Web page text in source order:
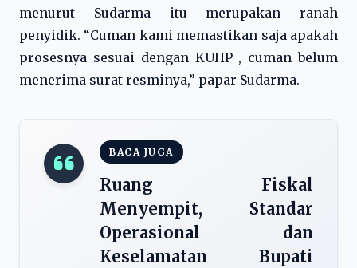
menurut Sudarma itu merupakan ranah
penyidik. “Cuman kami memastikan saja apakah
prosesnya sesuai dengan KUHP , cuman belum
menerima surat resminya,” papar Sudarma.
BACA JUGA
Ruang Fiskal
Menyempit, Standar
Operasional dan
Keselamatan Bupati